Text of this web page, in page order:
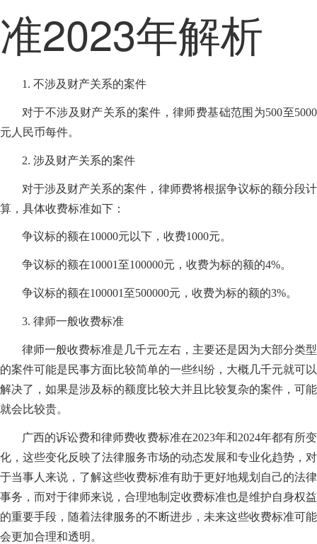
准2023年解析
1. 不涉及财产关系的案件
对于不涉及财产关系的案件，律师费基础范围为500至5000
元人民币每件。
2. 涉及财产关系的案件
对于涉及财产关系的案件，律师费将根据争议标的额分段计
算，具体收费标准如下：
争议标的额在10000元以下，收费1000元。
争议标的额在10001至100000元，收费为标的额的4%。
争议标的额在100001至500000元，收费为标的额的3%。
3. 律师一般收费标准
律师一般收费标准是几千元左右，主要还是因为大部分类型
的案件可能是民事方面比较简单的一些纠纷，大概几千元就可以
解决了，如果是涉及标的额度比较大并且比较复杂的案件，可能
就会比较贵。
广西的诉讼费和律师费收费标准在2023年和2024年都有所变
化，这些变化反映了法律服务市场的动态发展和专业化趋势，对
于当事人来说，了解这些收费标准有助于更好地规划自己的法律
事务，而对于律师来说，合理地制定收费标准也是维护自身权益
的重要手段，随着法律服务的不断进步，未来这些收费标准可能
会更加合理和透明。